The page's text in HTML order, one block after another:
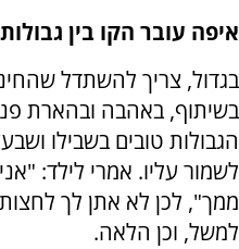
איפה עובר הקו בין
בגדול, צריך להשתדל
בשיתוף, באהבה ובהארת
הגבולות טובים בשבילו
לשמור עליו. אמרי לילד:
ממך", לכן לא אתן לך
למשל, וכן הלאה.